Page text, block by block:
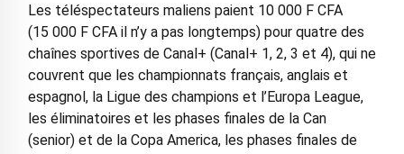
Les téléspectateurs maliens paient 10 000 F CFA
(15 000 F CFA il n’y a pas longtemps) pour quatre des
chaînes sportives de Canal+ (Canal+ 1, 2, 3 et 4), qui ne
couvrent que les championnats français, anglais et
espagnol, la Ligue des champions et l’Europa League,
les éliminatoires et les phases finales de la Can
(senior) et de la Copa America, les phases finales de